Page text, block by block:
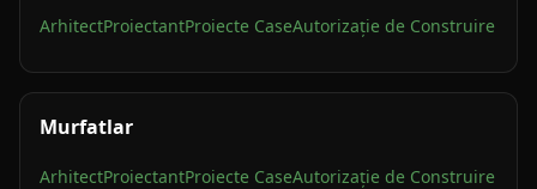
ArhitectProiectantProiecte CaseAutorizație de Construire
Murfatlar
ArhitectProiectantProiecte CaseAutorizație de Construire